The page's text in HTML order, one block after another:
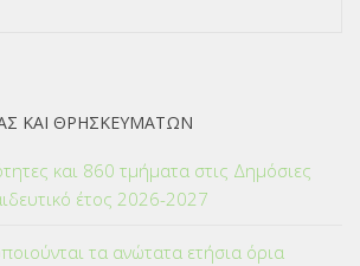
ΚΑΙ ΘΡΗΣΚΕΥΜΑΤΩΝ
και 860 τμήματα στις Δημόσιες
έτος 2026-2027
τα ανώτατα ετήσια όρια